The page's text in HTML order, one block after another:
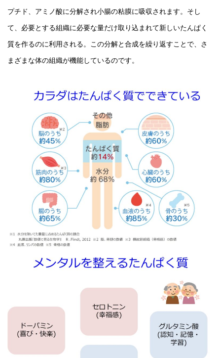
プチド、アミノ酸に分解され小腸の粘膜に吸収されます。そし
て、必要とする組織に必要な量だけ取り込まれて新しいたんぱく
質を作るのに利用される。この分解と合成を繰り返すことで、さ
まざまな体の組織が機能しているのです。